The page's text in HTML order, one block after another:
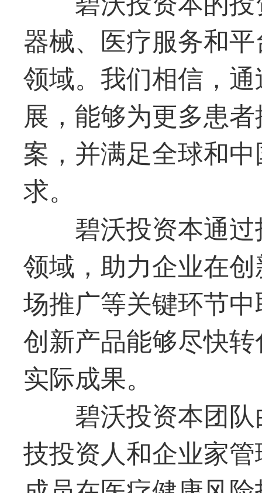
器械、医疗服务和
领域。我们相信，
展，能够为更多患
案，并满足全球和
求。
碧沃投资本通
领域，助力企业在
场推广等关键环节
创新产品能够尽快
实际成果。
碧沃投资本团
技投资人和企业家